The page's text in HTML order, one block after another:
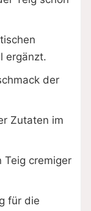
ergänzt.
der
Zutaten im
Teig cremiger
für die